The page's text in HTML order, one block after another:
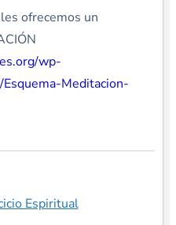
ofrecemos un
wp-
Meditacion-
Espiritual